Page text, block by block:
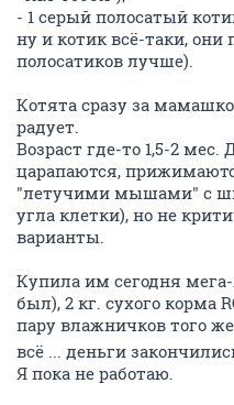
- 1 серый полосатый
ну и котик всё-таки, они
полосатиков лучше).
Котята сразу за
радует.
Возраст где-то 1,5-2
царапаются,
"летучими мышами" с
угла клетки), но не
варианты.
Купила им сегодня
был), 2 кг. сухого корма
пару влажничков того
всё ... деньги
Я пока не работаю.